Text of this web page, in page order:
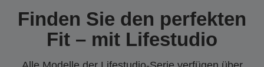
Finden Sie den perfekten
Fit – mit Lifestudio